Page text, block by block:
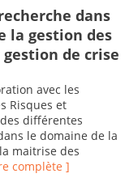
dans
la gestion des
de crise
avec les
Risques et
différentes
le domaine de la
maitrise des
complète ]